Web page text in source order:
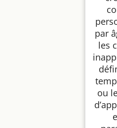
par
les
ou